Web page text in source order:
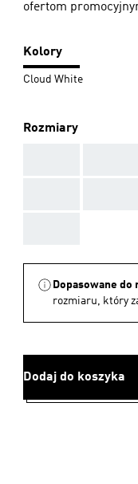
ofertom
Kolory
Cloud White
Rozmiary
Dopasowane do
rozmiaru, który
Dodaj do koszyka